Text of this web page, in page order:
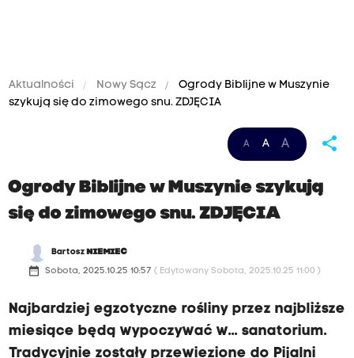
Aktualności Nowy Sącz
Ogrody Biblijne w Muszynie
szykują się do zimowego snu. ZDJĘCIA
A A A share
Ogrody Biblijne w Muszynie szykują
się do zimowego snu. ZDJĘCIA
Bartosz NIEMIEC
date_range Sobota, 2025.10.25 10:57 ( Edytowany Sobota, 2025.10.25 11:00 )
Najbardziej egzotyczne rośliny przez najbliższe
miesiące będą wypoczywać w... sanatorium.
Tradycyjnie zostały przewiezione do Pijalni